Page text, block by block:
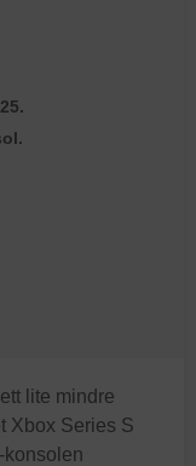
lite mindre
Xbox Series S
konsolen